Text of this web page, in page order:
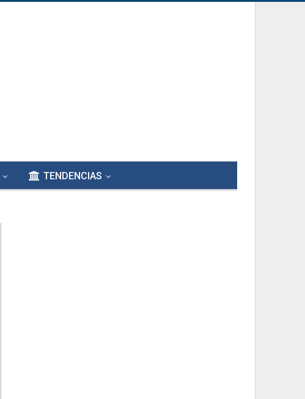
TENDENCIAS